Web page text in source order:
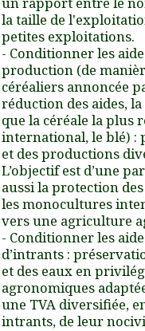
la taille de
petites exploitations.
- Conditionner les
production (de
céréaliers annoncée
réduction des aides,
que la céréale la plus
international, le blé) :
et des productions
L’objectif est d’une
aussi la protection
les monocultures
vers une agriculture
- Conditionner les
d’intrants :
et des eaux en
agronomiques
une TVA diversifiée,
intrants, de leur